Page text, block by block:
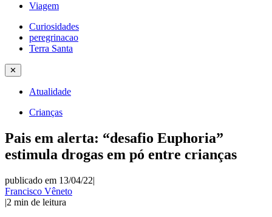
Viagem
Curiosidades
peregrinacao
Terra Santa
✕
Atualidade
Crianças
Pais em alerta: “desafio Euphoria”
estimula drogas em pó entre crianças
publicado em 13/04/22|
Francisco Vêneto
|2 min de leitura